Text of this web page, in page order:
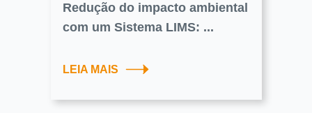
Redução do impacto ambiental
com um Sistema LIMS: ...
LEIA MAIS